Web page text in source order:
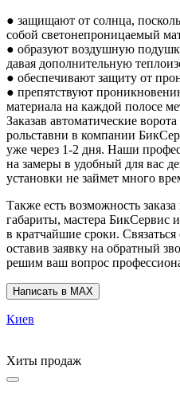
● защищают от солнца,
собой светонепроницаемый
● образуют воздушную
давая дополнительную
● обеспечивают защиту от
● препятствуют
материала на каждой полосе
Заказав автоматические
рольставни в компании
уже через 1-2 дня. Наши
на замеры в удобный для вас
установки не займет много
Также есть возможность
габариты, мастера БикСервис
в кратчайшие сроки.
оставив заявку на обратный
решим ваш вопрос
Написать в MAX
Киев
Хиты продаж